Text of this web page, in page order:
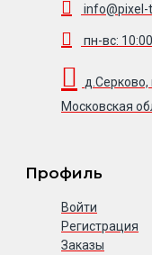
info@pixel-
пн-вс:
д.Серково,
Московская
Профиль
Войти
Регистрация
Заказы